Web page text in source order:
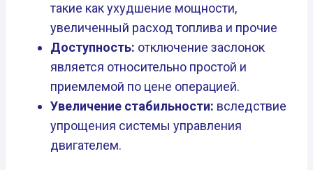
такие как ухудшение мощности,
увеличенный расход топлива и прочие
Доступность: отключение заслонок
является относительно простой и
приемлемой по цене операцией.
Увеличение стабильности: вследствие
упрощения системы управления
двигателем.